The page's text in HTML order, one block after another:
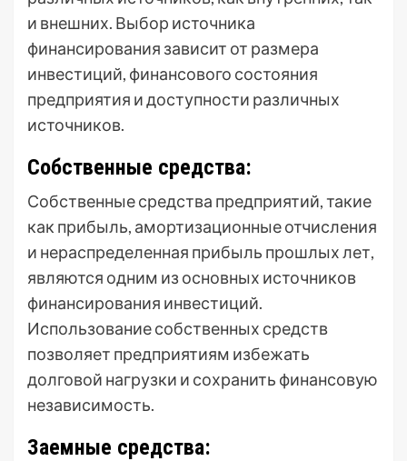
и внешних. Выбор источника
финансирования зависит от размера
инвестиций, финансового состояния
предприятия и доступности различных
источников.
Собственные средства:
Собственные средства предприятий, такие
как прибыль, амортизационные отчисления
и нераспределенная прибыль прошлых лет,
являются одним из основных источников
финансирования инвестиций.
Использование собственных средств
позволяет предприятиям избежать
долговой нагрузки и сохранить финансовую
независимость.
Заемные средства: